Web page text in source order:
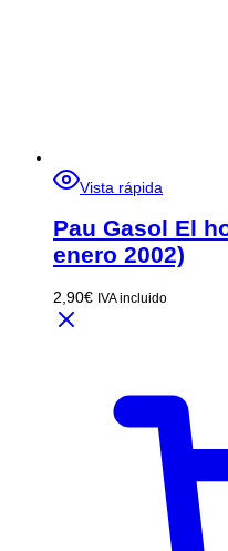
Vista rápida
Pau Gasol El
enero 2002)
2,90€ IVA incluido